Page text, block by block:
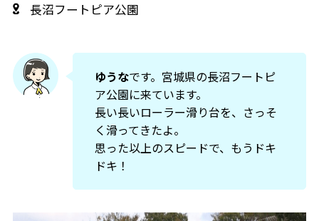
長沼フートピア公園
ゆうなです。宮城県の長沼フートピ
ア公園に来ています。
長い長いローラー滑り台を、さっそ
く滑ってきたよ。
思った以上のスピードで、もうドキ
ドキ！